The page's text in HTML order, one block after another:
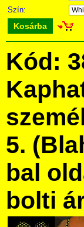
Szín:
Kosárba
Kód:
5.
bal
bolti